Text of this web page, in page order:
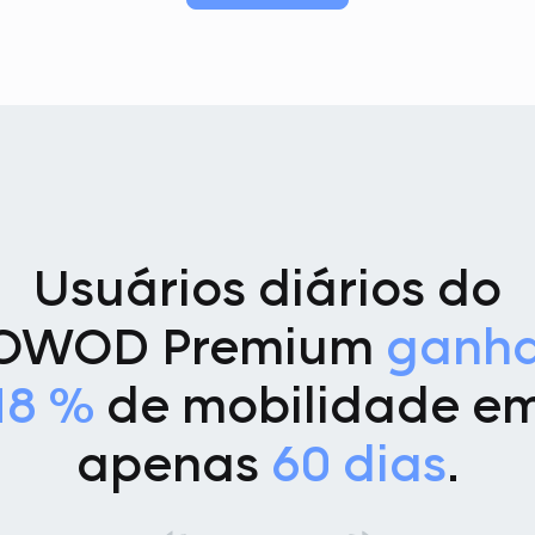
Usuários diários do
Premium
% de mobilidade
apenas 60 dias.